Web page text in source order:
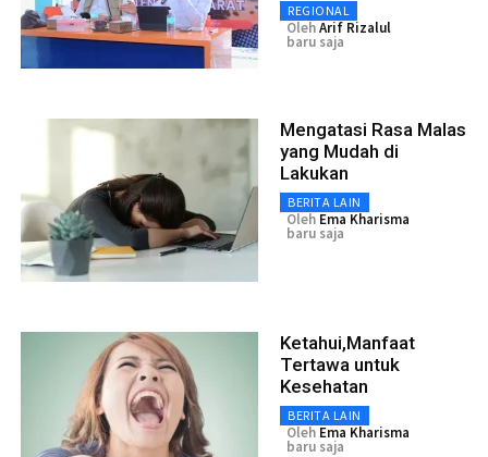
REGIONAL
OlehArif Rizalul
baru saja
Mengatasi Rasa Malas
yang Mudah di
Lakukan
BERITA LAIN
Oleh Ema Kharisma
baru saja
Ketahui,Manfaat
Tertawa untuk
Kesehatan
BERITA LAIN
Oleh Ema Kharisma
baru saja